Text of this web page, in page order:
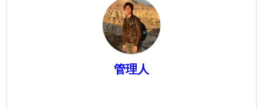
管理人